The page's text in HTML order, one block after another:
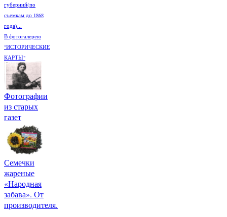
губерний(по
съемкам до 1868
года)...
В фотогалерею
"ИСТОРИЧЕСКИЕ
КАРТЫ"
Фотографии
из старых
газет
Семечки
жареные
«Народная
забава». От
производителя.